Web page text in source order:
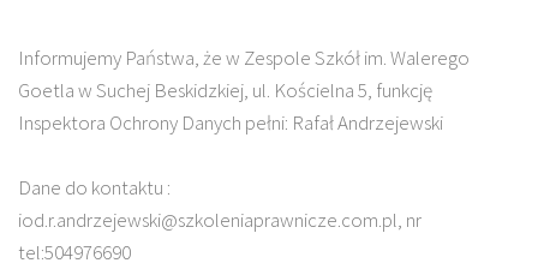
Informujemy Państwa, że w Zespole Szkół im. Walerego
Goetla w Suchej Beskidzkiej, ul. Kościelna 5, funkcję
Inspektora Ochrony Danych pełni: Rafał Andrzejewski
Dane do kontaktu :
iod.r.andrzejewski@szkoleniaprawnicze.com.pl, nr
tel:504976690